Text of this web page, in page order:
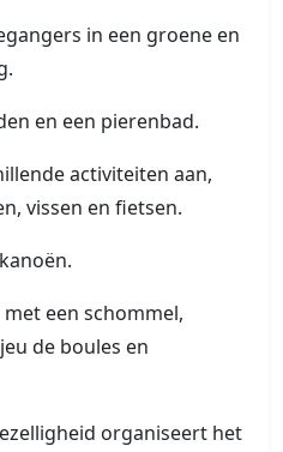
in een groene en
en een pierenbad.
activiteiten aan,
vissen en fietsen.
een schommel,
de boules en
organiseert het